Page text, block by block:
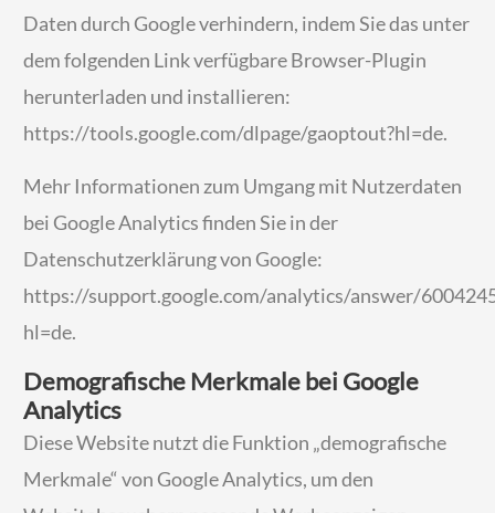
Daten durch Google verhindern, indem Sie das unter
dem folgenden Link verfügbare Browser-Plugin
herunterladen und installieren:
https://tools.google.com/dlpage/gaoptout?hl=de.
Mehr Informationen zum Umgang mit Nutzerdaten
bei Google Analytics finden Sie in der
Datenschutzerklärung von Google:
https://support.google.com/analytics/answer/
hl=de.
Demografische Merkmale bei Google
Analytics
Diese Website nutzt die Funktion „demografische
Merkmale“ von Google Analytics, um den